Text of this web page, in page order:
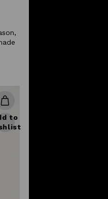
to